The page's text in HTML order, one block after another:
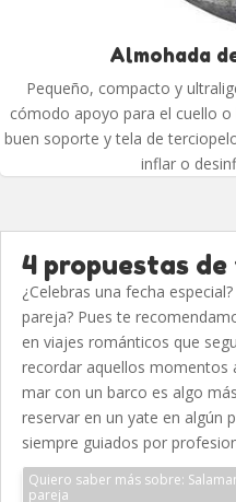
Almohada
Pequeño, compacto y
cómodo apoyo para el cuello o
buen soporte y tela de
inflar o
4 propuestas
¿Celebras una fecha
pareja? Pues te
en viajes románticos que
recordar aquellos momentos
mar con un barco es algo
reservar en un yate en algún
siempre guiados por
Quiero saber más sobre: Salamanca | 4 propuestas de viajes en
pareja